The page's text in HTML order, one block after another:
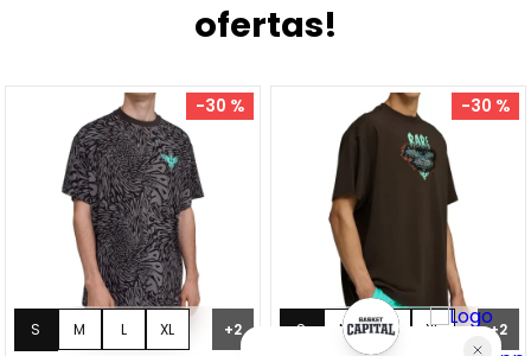
ofertas!
-30 %
S M L XL +2
-30 %
S M L XL +2